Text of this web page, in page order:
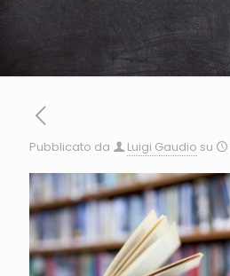
Pubblicato da Luigi Gaudio su